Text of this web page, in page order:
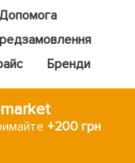
Бренди
+200 грн